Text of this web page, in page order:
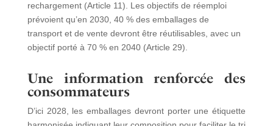
rechargement (Article 11). Les objectifs de réemploi
prévoient qu’en 2030, 40 % des emballages de
transport et de vente devront être réutilisables, avec un
objectif porté à 70 % en 2040 (Article 29).
Une information renforcée des
consommateurs
D’ici 2028, les emballages devront porter une étiquette